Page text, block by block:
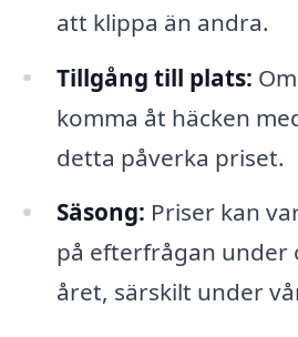
att klippa än andra.
Tillgång till plats:
komma åt häcken
detta påverka priset.
Säsong: Priser kan
på efterfrågan under
året, särskilt under